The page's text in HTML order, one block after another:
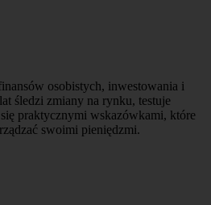
osobistych, inwestowania i
śledzi zmiany na rynku, testuje
praktycznymi wskazówkami, które
swoimi pieniędzmi.